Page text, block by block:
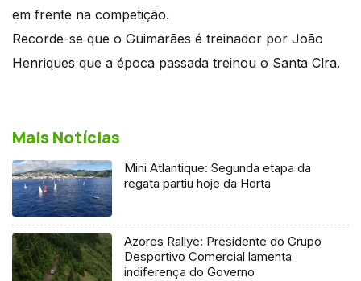
em frente na competição.
Recorde-se que o Guimarães é treinador por João
Henriques que a época passada treinou o Santa Clra.
Mais Notícias
Mini Atlantique: Segunda etapa da
regata partiu hoje da Horta
Azores Rallye: Presidente do Grupo
Desportivo Comercial lamenta
indiferença do Governo